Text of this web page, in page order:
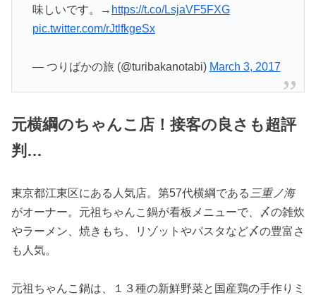
味しいです。→ https://t.co/LsjaVF5FXG
pic.twitter.com/rJtlfkgeSx
— つりばかの旅 (@turibakanotabi) March 3, 2017
元横綱のちゃんこ店！接客の良さも超評
判…
東京都江東区にある人気店。第57代横綱である 三重ノ海
がオーナー。元祖ちゃんこ鍋が看板メニューで、〆の雑炊
やラーメン、焼きもち、リゾットやパスタなど〆の豊富さ
も人気。
元祖ちゃんこ鍋は、１３種の新鮮野菜と国産鶏の手作りミ